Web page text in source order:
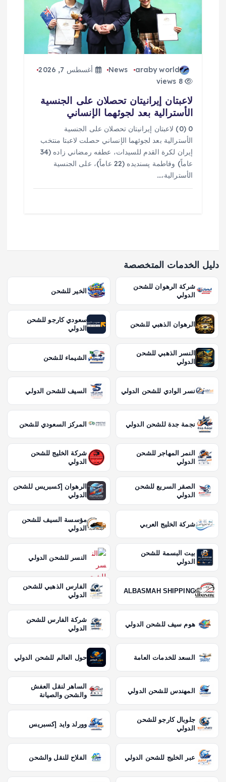
araby world
News
أغسطس 7, 2026
8 views
لاعبتان إيرانيتان تحصلان على الجنسية
الأسترالية بعد لجوئهما الإنساني
0 (0) لاعبتان إيرانيتان تحصلان على الجنسية
الأسترالية بعد لجوئهما الإنساني حصلت لاعبتا منتخب
إيران لكرة القدم للسيدات، عطفه رمضاني زاده (34
عاماً) وفاطمة پسنديده (22 عاماً)، على الجنسية
الأسترالية،…
دليل الخدمات المتخصصة
شركة الرهوان للشحن
الدولي
الخير للشحن
الرهوان الذهبي للشحن
سعودي كارجو للشحن
الدولي
النسر الذهبي للشحن
الدولي
الشيماء للشحن
نسر الوادي للشحن الدولي السيف للشحن الدولي
نجمة جدة للشحن الدولي المركز السعودي للشحن
النمر المهاجر للشحن
الدولي
شركة الخليج للشحن
الدولي
الصقر السريع للشحن
الدولي
الرهوان إكسبريس للشحن
الدولي
شركة الخليج العربي
مؤسسة السيف للشحن
الدولي
بيت البسمة للشحن
الدولي
النسر للشحن الدولي
ALBASMAH SHIPPING
الفارس الذهبي للشحن
الدولي
هوم سيف للشحن الدولي
شركة الفارس للشحن
الدولي
السعد للخدمات العامة حول العالم للشحن الدولي
المهندس للشحن الدولي
الساهر لنقل العفش
والشحن والصيانة
جلوبال كارجو للشحن
الدولي
وورلد وايد إكسبريس
عبر الخليج للشحن الدولي الفلاح للنقل والشحن